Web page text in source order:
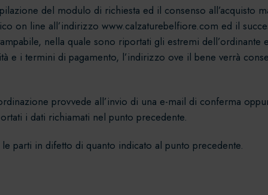
del modulo di richiesta ed il consenso all’acquisto
on line all’indirizzo www.calzaturebelfiore.com ed il
nella quale sono riportati gli estremi
i termini di pagamento, l’indirizzo ove il bene verrà
provvede all’invio di una e-mail di conferma
i dati richiamati nel punto precedente.
parti in difetto di quanto indicato al punto precedente.